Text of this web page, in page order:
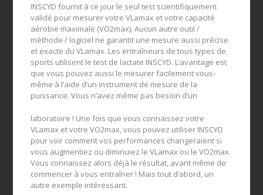
INSCYD fournit à ce jour le seul test scientifiquement
validé pour mesurer votre VLamax et votre capacité
aérobie maximale (VO2max). Aucun autre outil /
méthode / logiciel ne garantit une mesure aussi précise
et exacte du VLamax. Les entraîneurs de tous types de
sports utilisent le test de lactate INSCYD. L’avantage est
que vous pouvez aussi le mesurer facilement vous-
même à l’aide d’un instrument de mesure de la
puissance. Vous n’avez même pas besoin d’un
laboratoire ! Une fois que vous connaissez votre
VLamax et votre VO2max, vous pouvez utiliser INSCYD
pour voir comment vos performances changeraient si
vous augmentiez ou diminuiez le VLamax ou le VO2max.
Vous connaissez alors déjà le résultat, avant même de
commencer à vous entraîner ! Mais tout d’abord, un
autre exemple intéressant.